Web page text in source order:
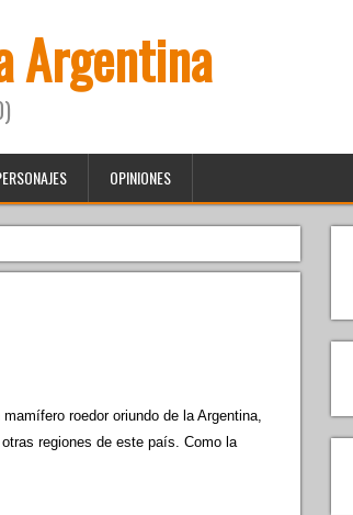
Argentina
OPINIONES
roedor oriundo de la Argentina,
regiones de este país. Como la